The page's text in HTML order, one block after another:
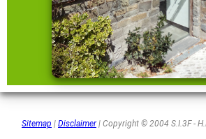
Sitemap | Disclaimer| Copyright © 2004 S.I.3F -